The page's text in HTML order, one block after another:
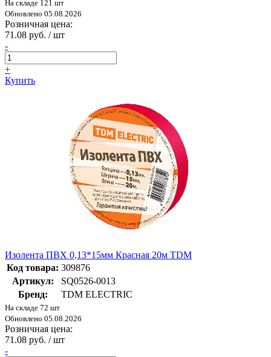
На складе 121 шт
Обновлено 05.08.2026
Розничная цена:
71.08 руб. / шт
-
+
Купить
Изолента ПВХ 0,13*15мм Красная 20м TDM
Код товара: 309876
Артикул:
SQ0526-0013
Бренд:
TDM ELECTRIC
На складе 72 шт
Обновлено 05.08.2026
Розничная цена:
71.08 руб. / шт
-